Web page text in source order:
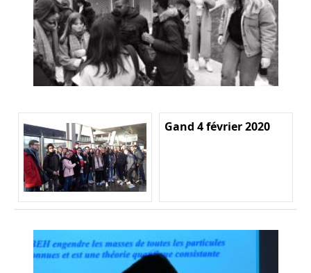
Gand 4 février 2020